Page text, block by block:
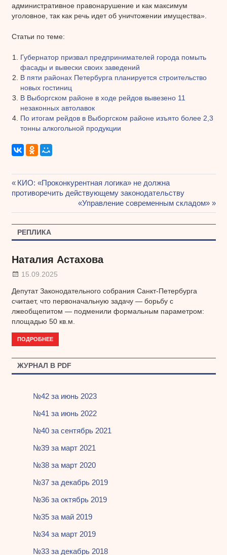
административное правонарушение и как максимум
уголовное, так как речь идет об уничтожении имущества».
Статьи по теме:
Губернатор призвал предпринимателей города помыть
фасады и вывески своих заведений
В пяти районах Петербурга планируется строительство
новых гостиниц
В Выборгском районе в ходе рейдов вывезено 11
незаконных автолавок
По итогам рейдов в Выборгском районе изъято более 2,3
тонны алкогольной продукции
Навигация
по
записям
Предыдущая
запись:
КИО: «Проконкурентная логика» не должна
противоречить действующему законодательству
Следующая
запись:
«Управление современным складом»
РЕПЛИКА
Наталия Астахова
15.09.2025
Депутат Законодательного собрания Санкт-Петербурга
считает, что первоначальную задачу — борьбу с
лжеобщепитом — подменили формальным параметром:
площадью 50 кв.м.
ПОДРОБНЕЕ
ЖУРНАЛ В PDF
№42 за июнь 2023
№41 за июнь 2022
№40 за сентябрь 2021
№39 за март 2021
№38 за март 2020
№37 за декабрь 2019
№36 за октябрь 2019
№35 за май 2019
№34 за март 2019
№33 за декабрь 2018